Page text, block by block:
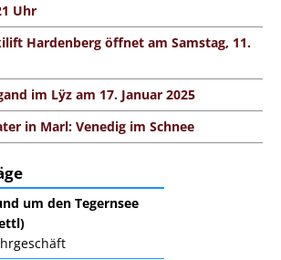
Uhr
Hardenberg öffnet am Samstag, 11.
im Lÿz am 17. Januar 2025
in Marl: Venedig im Schnee
um den Tegernsee